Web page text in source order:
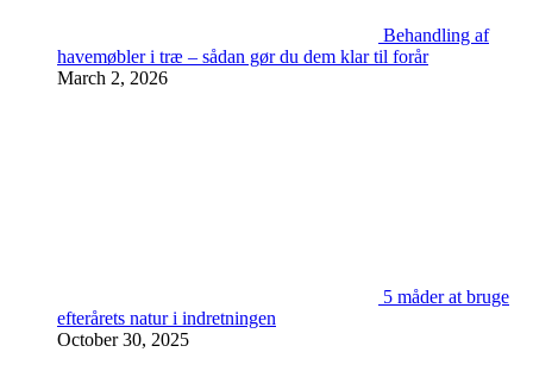
Behandling af
havemøbler i træ – sådan gør du dem klar til forår
March 2, 2026
5 måder at bruge
efterårets natur i indretningen
October 30, 2025